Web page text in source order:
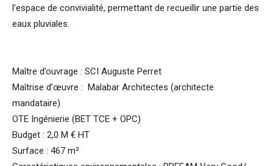
l’espace de convivialité, permettant de recueillir une partie des
eaux pluviales.
Maître d’ouvrage : SCI Auguste Perret
Maîtrise d’œuvre : Malabar Architectes (architecte
mandataire)
OTE Ingénierie (BET TCE + OPC)
Budget : 2,0 M € HT
Surface : 467 m²